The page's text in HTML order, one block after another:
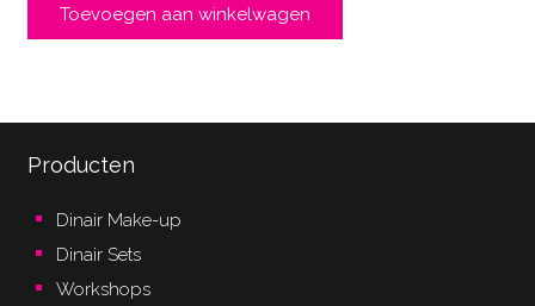
Toevoegen aan winkelwagen
Producten
Dinair Make-up
Dinair Sets
Workshops